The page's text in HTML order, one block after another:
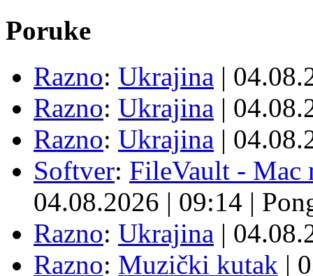
Poruke
Razno: Ukrajina |
Razno: Ukrajina |
Razno: Ukrajina |
Softver: FileVault - Mac
04.08.2026 | 09:14 |
Razno: Ukrajina |
Razno: Muzički kutak |